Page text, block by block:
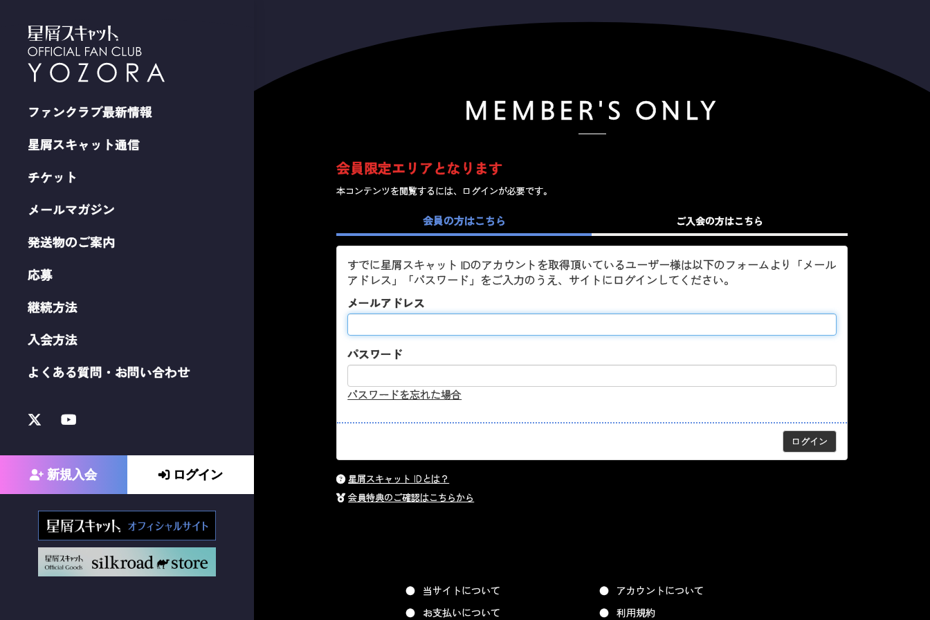
ファンクラブ最新情報
星屑スキャット通信
チケット
メールマガジン
発送物のご案内
応募
継続方法
入会方法
よくある質問・お問い合わせ
新規入会 ログイン
MEMBER'S ONLY
会員限定エリアとなります
本コンテンツを閲覧するには、ログインが必要です。
会員の方はこちら ご入会の方はこちら
すでに星屑スキャット IDのアカウントを取得頂いているユーザー様は以下のフォームより「メール
アドレス」「パスワード」をご入力のうえ、サイトにログインしてください。
メールアドレス
パスワード
パスワードを忘れた場合
星屑スキャット IDとは？
会員特典のご確認はこちらから
当サイトについて
アカウントについて
お支払いについて
利用規約